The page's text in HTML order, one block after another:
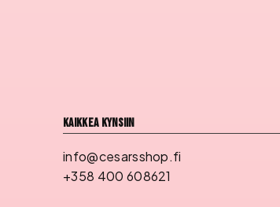
Kaikkea kynsiin
info@cesarsshop.fi
+358 400 608621